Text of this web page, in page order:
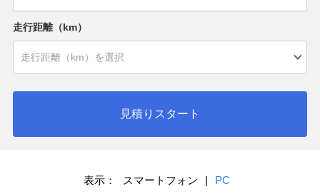
走行距離（km）
見積りスタート
表示： スマートフォン | PC